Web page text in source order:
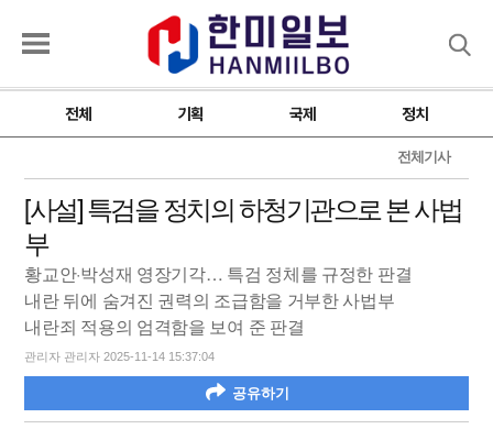
전체 기획 국제 정치
전체기사
[사설] 특검을 정치의 하청기관으로 본 사법
부
황교안·박성재 영장기각… 특검 정체를 규정한 판결
내란 뒤에 숨겨진 권력의 조급함을 거부한 사법부
내란죄 적용의 엄격함을 보여 준 판결
관리자 관리자 2025-11-14 15:37:04
공유하기